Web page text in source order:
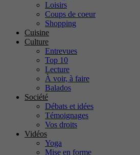
Loisirs
Coups de coeur
Shopping
Cuisine
Culture
Entrevues
Top 10
Lecture
À voir, à faire
Balados
Société
Débats et idées
Témoignages
Vos droits
Vidéos
Yoga
Mise en forme